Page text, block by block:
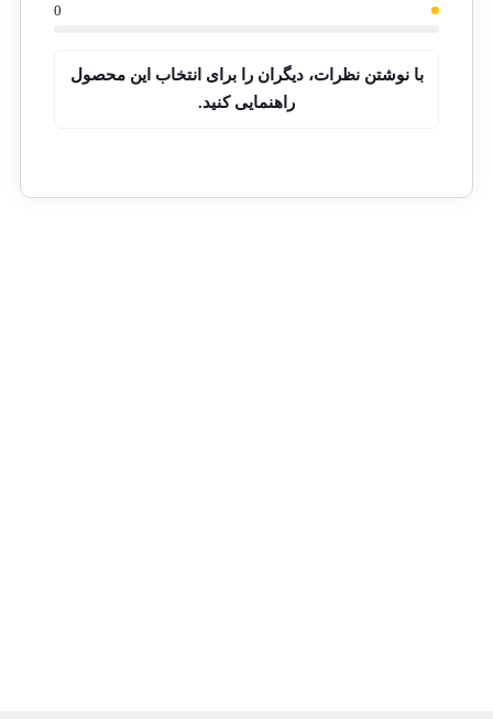
0
با نوشتن نظرات، دیگران را برای انتخاب این محصول
راهنمایی کنید.